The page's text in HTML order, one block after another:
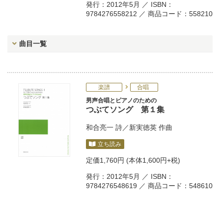
発行：2012年5月 ／ ISBN：
9784276558212 ／ 商品コード：558210
曲目一覧
楽譜
合唱
男声合唱とピアノのための
つぶてソング 第１集
和合亮一 詩／新実徳英 作曲
立ち読み
定価1,760円 (本体1,600円+税)
発行：2012年5月 ／ ISBN：
9784276548619 ／ 商品コード：548610